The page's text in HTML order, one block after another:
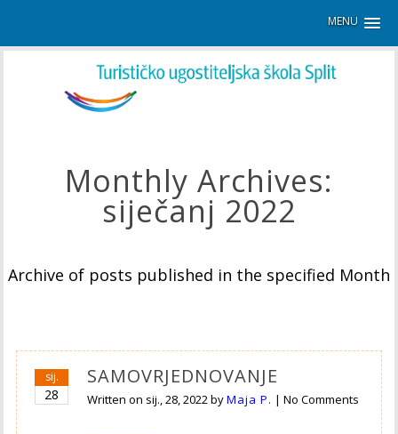
MENU
Monthly Archives:
siječanj 2022
Archive of posts published in the specified Month
sij.
28
SAMOVRJEDNOVANJE
Written on sij., 28, 2022byMaja P. |No Comments